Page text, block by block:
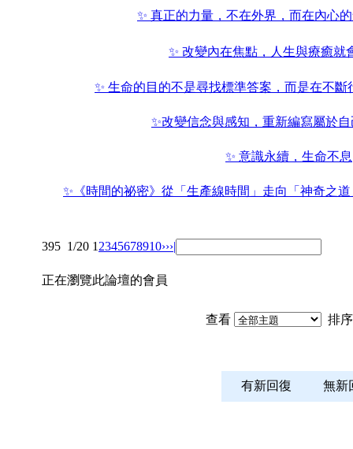
✨ 真正的力量，不在外界，而在內心
✨ 改變內在焦點，人生與療癒就
✨ 生命的目的不是尋找標準答案，而是在不
✨改變信念與感知，重新編寫屬於
✨ 意識永續，生命不息
✨《時間的祕密》從「生產線時間」走向「神奇之
395 1/20 1 2345678910›››|
正在瀏覽此論壇的會員
查看 排
有新回復 無